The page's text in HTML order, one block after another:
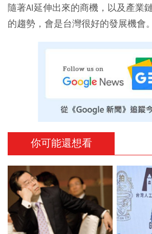
隨著AI延伸出來的商機，以及產業
的趨勢，會是台灣很好的發展機會。
你可能還想看